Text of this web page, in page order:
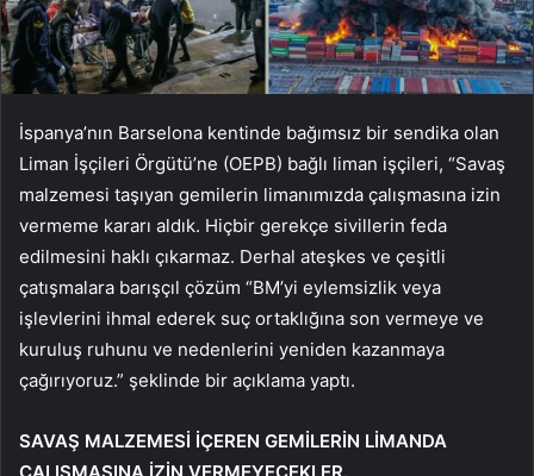
İspanya’nın Barselona kentinde bağımsız bir sendika olan
Liman İşçileri Örgütü’ne (OEPB) bağlı liman işçileri, “Savaş
malzemesi taşıyan gemilerin limanımızda çalışmasına izin
vermeme kararı aldık. Hiçbir gerekçe sivillerin feda
edilmesini haklı çıkarmaz. Derhal ateşkes ve çeşitli
çatışmalara barışçıl çözüm “BM’yi eylemsizlik veya
işlevlerini ihmal ederek suç ortaklığına son vermeye ve
kuruluş ruhunu ve nedenlerini yeniden kazanmaya
çağırıyoruz.” şeklinde bir açıklama yaptı.
SAVAŞ MALZEMESİ İÇEREN GEMİLERİN LİMANDA
ÇALIŞMASINA İZİN VERMEYECEKLER.